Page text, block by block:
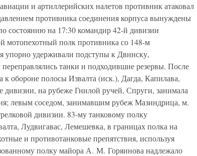
и артиллерийских налетов противник атаковал
противника соединения корпуса вынуждены
состоянию на 17:30 командир 42-й дивизии
мотопехотный полк противника со 148-м
упорно удерживали подступы к Двинску,
танки и подходившие резервы. После
к обороне полосы Извалта (иск.), Дагда, Капилава,
на рубеже Гнилой ручей, Спруги, занимала
левым соседом, занимавшим рубеж Мазиндрица, м.
дивизии. 83-му танковому полку
Лудвигавас, Лемешевка, в границах полка на
и противотанковые препятствия, используя
полку майора А. М. Горяинова надлежало